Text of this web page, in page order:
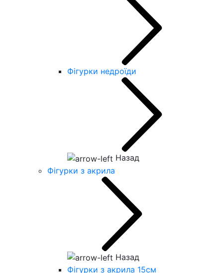
Фігурки недроїди
Назад
Фігурки з акрила
Назад
Фігурки з акрила 15см